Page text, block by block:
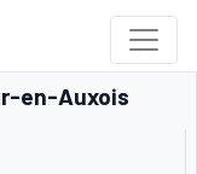
en-Auxois